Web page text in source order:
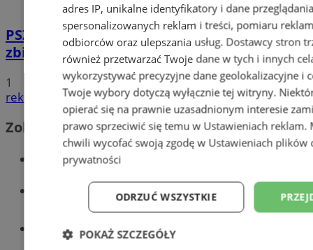
PSZOK w Wodzisławiu: selektywne
zbieranie odpadów tekstylnych w gminach
1
reklama
Zobacz również
Wiadomości kryminalne w Wodzisławiu
Wiadomości lokalne
Tworzenie stron www - Wodzisław
Śląski
adres IP, unikalne identyfikatory i dane
spersonalizowanych reklam i treści, pomiaru
odbiorców oraz ulepszania usług. Dostawcy stron
również przetwarzać Twoje dane w tych i innych
wykorzystywać precyzyjne dane geolokalizacyjne i
Twoje wybory dotyczą wyłącznie tej witryny.
opierać się na prawnie uzasadnionym interesie
prawo sprzeciwić się temu w Ustawieniach reklam.
chwili wycofać swoją zgodę w Ustawieniach plików
prywatności
ODRZUĆ WSZYSTKIE
POKAŻ SZCZEGÓŁY